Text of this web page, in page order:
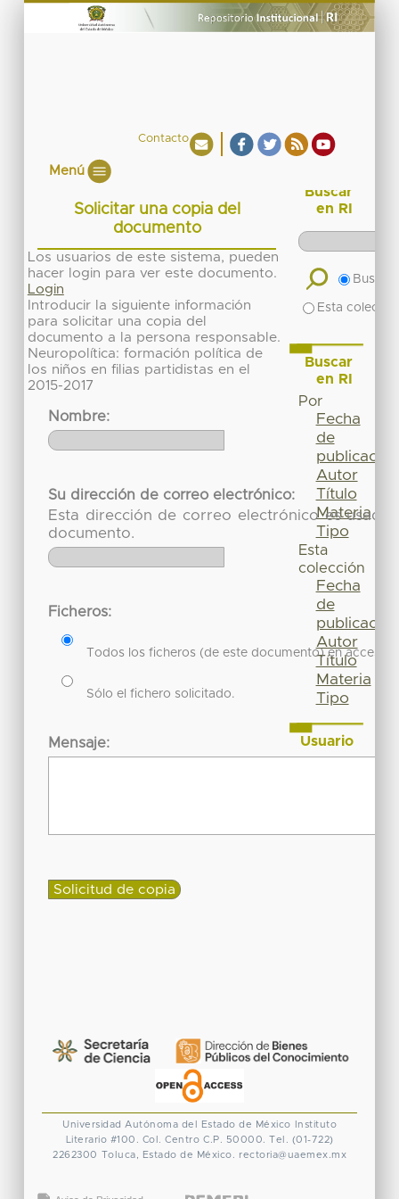
Contacto
Menú
Solicitar una copia del
documento
Los usuarios de este sistema, pueden
hacer login para ver este documento.
Login
Introducir la siguiente información
para solicitar una copia del
documento a la persona responsable.
Neuropolítica: formación política de
los niños en filias partidistas en el
2015-2017
Nombre:
Su dirección de correo electrónico:
Esta dirección de correo electrónico es usada
documento.
Ficheros:
Todos los ficheros (de este documento) en acceso
Sólo el fichero solicitado.
Mensaje:
Buscar
en RI
Buscar
Esta
Buscar
en RI
Por
Fecha
de
publicación
Autor
Título
Materia
Tipo
Esta
colección
Fecha
de
publicación
Autor
Título
Materia
Tipo
Usuario
Universidad Autónoma del Estado de México
Instituto
Literario #100. Col. Centro C.P. 50000. Tel. (01-722)
2262300 Toluca, Estado de México. rectoria@uaemex.mx